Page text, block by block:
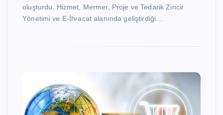
oluşturdu. Hizmet, Mermer, Proje ve Tedarik Zincir
Yönetimi ve E-İhracat alanında geliştirdiği…